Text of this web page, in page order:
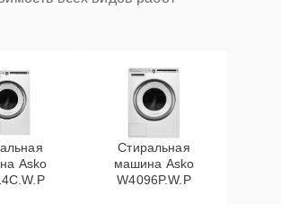
Asko
Стиральная
машина Asko
W4096P.W.P